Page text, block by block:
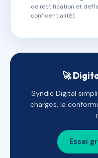
de rectification et
confidentialité).
🚀
Syndic Digital
charges, la
Essai